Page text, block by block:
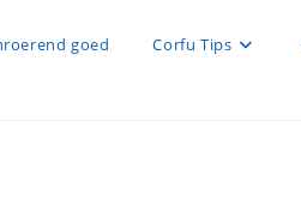
goed Corfu Tips